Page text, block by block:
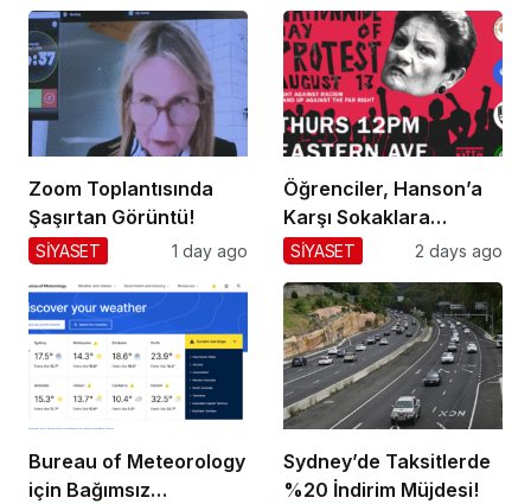
Zoom Toplantısında
Şaşırtan Görüntü!
SİYASET 1 day ago
Öğrenciler, Hanson’a
Karşı Sokaklara
Dökülüyor!
SİYASET 2 days ago
Bureau of Meteorology
için Bağımsız
Sydney’de Taksitlerde
%20 İndirim Müjdesi!